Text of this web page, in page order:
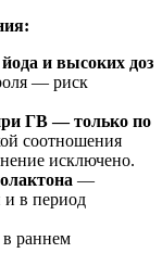
и высоких доз
— риск
ГВ — только по
соотношения
исключено.
—
и в период
раннем